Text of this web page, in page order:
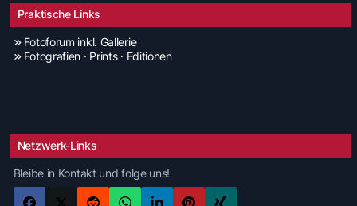
Praktische Links
Fotoforum inkl. Gallerie
Fotografien · Prints · Editionen
Netzwerk-Links
Bleibe in Kontakt und folge uns!